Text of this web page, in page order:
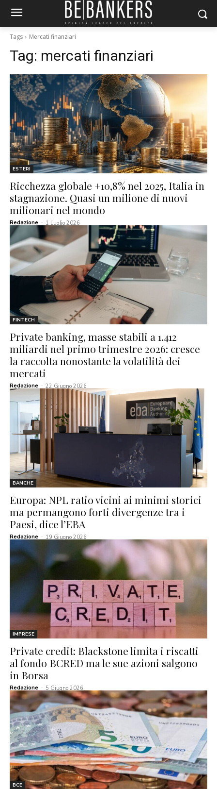
Tags Mercati finanziari
Tag: mercati finanziari
ESTERI
Ricchezza globale +10,8% nel 2025, Italia in
stagnazione. Quasi un milione di nuovi
milionari nel mondo
Redazione - 1 Luglio 2026
FINTECH
Private banking, masse stabili a 1.412
miliardi nel primo trimestre 2026: cresce
la raccolta nonostante la volatilità dei
mercati
Redazione - 22 Giugno 2026
BANCHE
Europa: NPL ratio vicini ai minimi storici
ma permangono forti divergenze tra i
Paesi, dice l’EBA
Redazione - 19 Giugno 2026
IMPRESE
Private credit: Blackstone limita i riscatti
al fondo BCRED ma le sue azioni salgono
in Borsa
Redazione - 5 Giugno 2026
BCE